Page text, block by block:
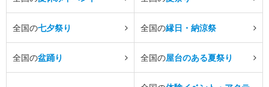
全国の七夕祭り 全国の縁日・納涼祭
全国の盆踊り 全国の屋台のある夏祭り